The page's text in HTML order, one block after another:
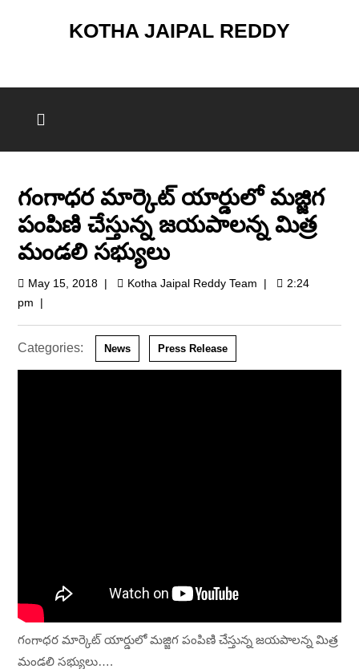
KOTHA JAIPAL REDDY
గంగాధర మార్కెట్ యార్డులో మజ్జిగ
పంపిణి చేస్తున్న జయపాలన్న మిత్ర
మండలి సభ్యులు
May 15, 2018 | Kotha Jaipal Reddy Team |
2:24
pm
|
Categories: News Press Release
గంగాధర మార్కెట్ యార్డులో మజ్జిగ పంపిణి చేస్తున్న జయపాలన్న మిత్ర
మండలి సభ్యులు….